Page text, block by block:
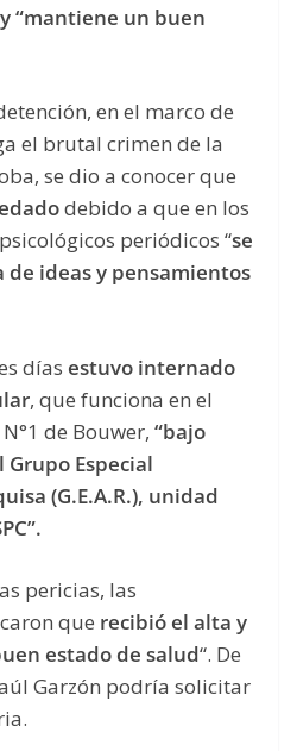
“mantiene un buen
en el marco de
el brutal crimen de la
se dio a conocer que
debido a que en los
periódicos “se
ideas y pensamientos
días estuvo internado
, que funciona en el
de Bouwer, “bajo
Especial
(G.E.A.R.), unidad
pericias, las
que recibió el alta y
estado de salud“. De
Garzón podría solicitar